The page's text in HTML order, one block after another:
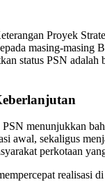
Proyek
masing-masing
status PSN
menunjukkan
awal, sekaligus
perkotaan
realisasi